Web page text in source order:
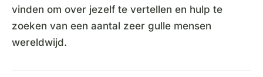
vinden om over jezelf te vertellen en hulp te
zoeken van een aantal zeer gulle mensen
wereldwijd.